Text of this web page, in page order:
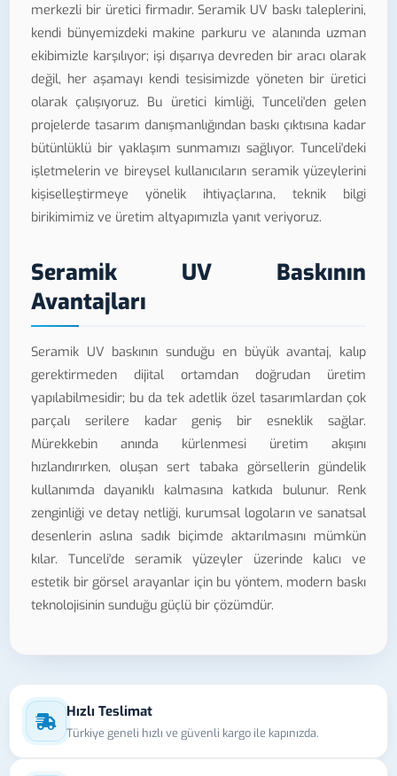
merkezli bir üretici firmadır. Seramik UV baskı taleplerini,
kendi bünyemizdeki makine parkuru ve alanında uzman
ekibimizle karşılıyor; işi dışarıya devreden bir aracı olarak
değil, her aşamayı kendi tesisimizde yöneten bir üretici
olarak çalışıyoruz. Bu üretici kimliği, Tunceli'den gelen
projelerde tasarım danışmanlığından baskı çıktısına kadar
bütünlüklü bir yaklaşım sunmamızı sağlıyor. Tunceli'deki
işletmelerin ve bireysel kullanıcıların seramik yüzeylerini
kişiselleştirmeye yönelik ihtiyaçlarına, teknik bilgi
birikimimiz ve üretim altyapımızla yanıt veriyoruz.
Seramik UV Baskının
Avantajları
Seramik UV baskının sunduğu en büyük avantaj, kalıp
gerektirmeden dijital ortamdan doğrudan üretim
yapılabilmesidir; bu da tek adetlik özel tasarımlardan çok
parçalı serilere kadar geniş bir esneklik sağlar.
Mürekkebin anında kürlenmesi üretim akışını
hızlandırırken, oluşan sert tabaka görsellerin gündelik
kullanımda dayanıklı kalmasına katkıda bulunur. Renk
zenginliği ve detay netliği, kurumsal logoların ve sanatsal
desenlerin aslına sadık biçimde aktarılmasını mümkün
kılar. Tunceli'de seramik yüzeyler üzerinde kalıcı ve
estetik bir görsel arayanlar için bu yöntem, modern baskı
teknolojisinin sunduğu güçlü bir çözümdür.
Hızlı Teslimat
Türkiye geneli hızlı ve güvenli kargo ile kapınızda.